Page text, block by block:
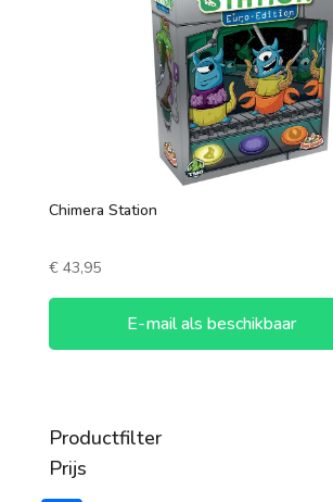
Chimera Station
€43,95
E-mail als beschikbaar
Productfilter
Prijs